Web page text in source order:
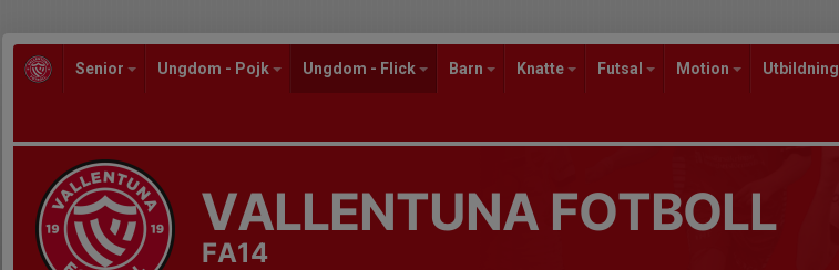
Senior Ungdom - Pojk Ungdom - Flick Barn Knatte Futsal Motion Utbildning
VALLENTUNA FOTBOLL
FA14